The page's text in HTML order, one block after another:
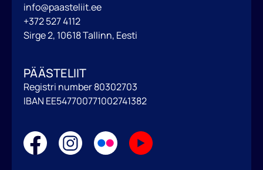
info@paasteliit.ee
+372 527 4112
Sirge 2, 10618 Tallinn, Eesti
PÄÄSTELIIT
Registri number 80302703
IBAN EE547700771002741382